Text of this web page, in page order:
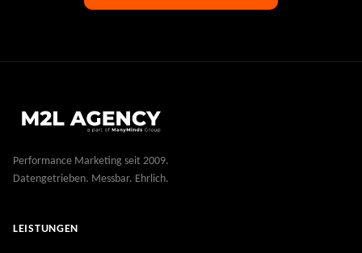
Performance Marketing seit 2009.
Datengetrieben. Messbar. Ehrlich.
LEISTUNGEN